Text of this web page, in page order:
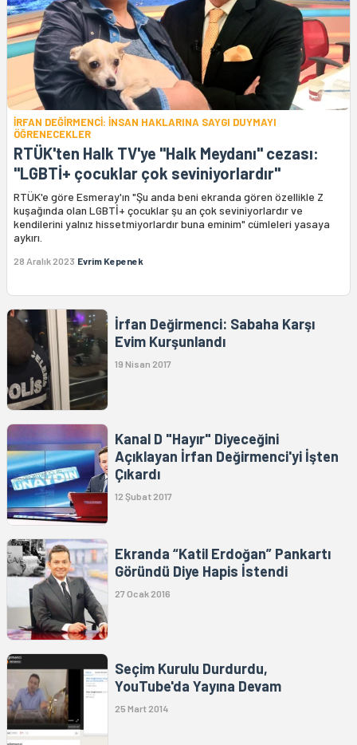
İRFAN DEĞİRMENCİ: İNSAN HAKLARINA SAYGI DUYMAYI
ÖĞRENECEKLER
RTÜK'ten Halk TV'ye "Halk Meydanı" cezası:
"LGBTİ+ çocuklar çok seviniyorlardır"
RTÜK'e göre Esmeray'ın "Şu anda beni ekranda gören özellikle Z
kuşağında olan LGBTİ+ çocuklar şu an çok seviniyorlardır ve
kendilerini yalnız hissetmiyorlardır buna eminim" cümleleri yasaya
aykırı.
28 Aralık 2023 Evrim Kepenek
İrfan Değirmenci: Sabaha Karşı
Evim Kurşunlandı
19 Nisan 2017
Kanal D "Hayır" Diyeceğini
Açıklayan İrfan Değirmenci'yi İşten
Çıkardı
12 Şubat 2017
Ekranda “Katil Erdoğan” Pankartı
Göründü Diye Hapis İstendi
27 Ocak 2016
Seçim Kurulu Durdurdu,
YouTube'da Yayına Devam
25 Mart 2014